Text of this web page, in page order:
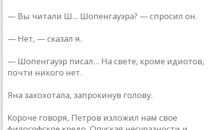
— Вы читали Ш... Шопенгауэра? — спросил он.
— Нет, — сказал я.
— Шопенгауэр писал... На свете, кроме идиотов,
почти никого нет.
Яна захохотала, запрокинув голову.
Короче говоря, Петров изложил нам свое